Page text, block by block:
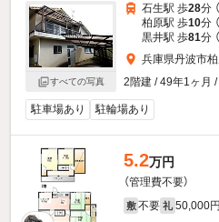
すべての写真
石生駅 歩28分
柏原駅 歩10分
黒井駅 歩81分
兵庫県丹波市
2階建 / 49年1ヶ月 /
駐車場あり 駐輪場あり
5.2万円
（管理費不要）
敷 不要 礼 50,000円